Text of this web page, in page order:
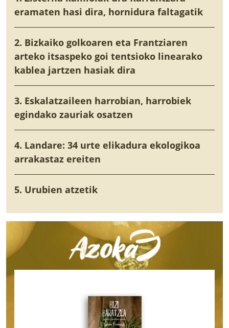
eramaten hasi dira, hornidura faltagatik
2. Bizkaiko golkoaren eta Frantziaren
arteko itsaspeko goi tentsioko linearako
kablea jartzen hasiak dira
3. Eskalatzaileen harrobian, harrobiek
egindako zauriak osatzen
4. Landare: 34 urte elikadura ekologikoa
arrakastaz ereiten
5. Urubien atzetik